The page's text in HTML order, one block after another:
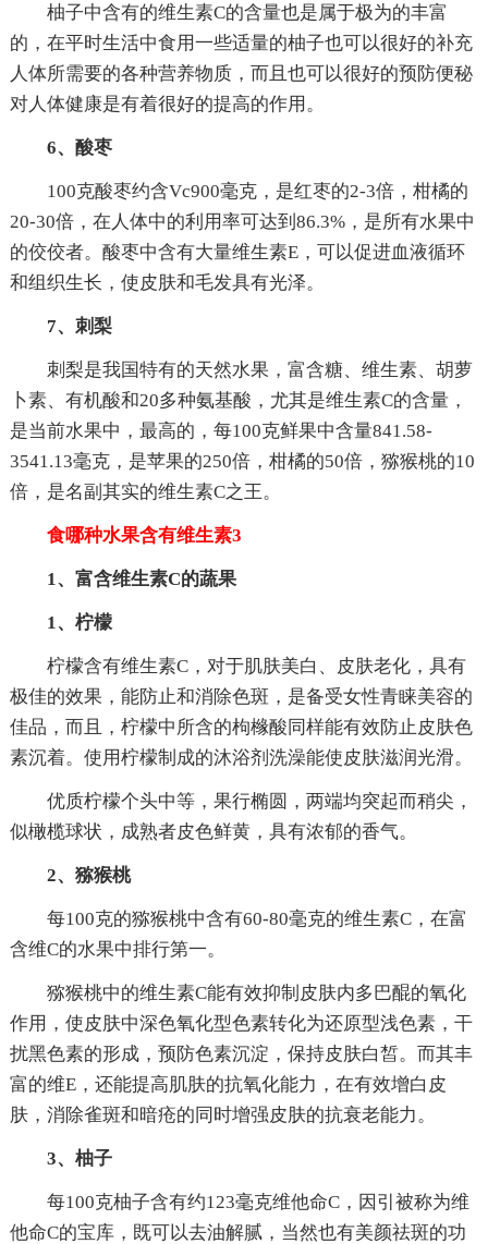
柚子中含有的维生素C的含量也是属于极为的丰富
的，在平时生活中食用一些适量的柚子也可以很好的补充
人体所需要的各种营养物质，而且也可以很好的预防便秘
对人体健康是有着很好的提高的作用。
6、酸枣
100克酸枣约含Vc900毫克，是红枣的2-3倍，柑橘的
20-30倍，在人体中的利用率可达到86.3%，是所有水果中
的佼佼者。酸枣中含有大量维生素E，可以促进血液循环
和组织生长，使皮肤和毛发具有光泽。
7、刺梨
刺梨是我国特有的天然水果，富含糖、维生素、胡萝
卜素、有机酸和20多种氨基酸，尤其是维生素C的含量，
是当前水果中，最高的，每100克鲜果中含量841.58-
3541.13毫克，是苹果的250倍，柑橘的50倍，猕猴桃的10
倍，是名副其实的维生素C之王。
食哪种水果含有维生素3
1、富含维生素C的蔬果
1、柠檬
柠檬含有维生素C，对于肌肤美白、皮肤老化，具有
极佳的效果，能防止和消除色斑，是备受女性青睐美容的
佳品，而且，柠檬中所含的枸橼酸同样能有效防止皮肤色
素沉着。使用柠檬制成的沐浴剂洗澡能使皮肤滋润光滑。
优质柠檬个头中等，果行椭圆，两端均突起而稍尖，
似橄榄球状，成熟者皮色鲜黄，具有浓郁的香气。
2、猕猴桃
每100克的猕猴桃中含有60-80毫克的维生素C，在富
含维C的水果中排行第一。
猕猴桃中的维生素C能有效抑制皮肤内多巴醌的氧化
作用，使皮肤中深色氧化型色素转化为还原型浅色素，干
扰黑色素的形成，预防色素沉淀，保持皮肤白皙。而其丰
富的维E，还能提高肌肤的抗氧化能力，在有效增白皮
肤，消除雀斑和暗疮的同时增强皮肤的抗衰老能力。
3、柚子
每100克柚子含有约123毫克维他命C，因引被称为维
他命C的宝库，既可以去油解腻，当然也有美颜祛斑的功